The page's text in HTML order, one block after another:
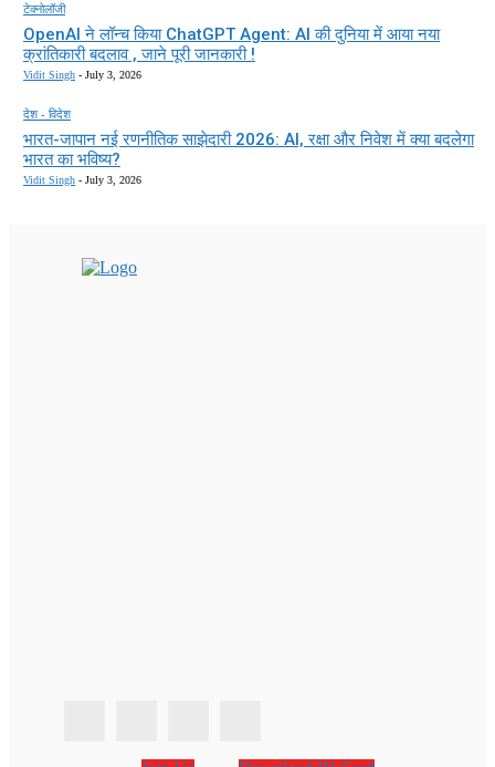
टेक्नोलॉजी
OpenAI ने लॉन्च किया ChatGPT Agent: AI की दुनिया में आया नया
क्रांतिकारी बदलाव , जाने पूरी जानकारी !
Vidit Singh - July 3, 2026
देश - विदेश
भारत-जापान नई रणनीतिक साझेदारी 2026: AI, रक्षा और निवेश में क्या बदलेगा
भारत का भविष्य?
Vidit Singh - July 3, 2026